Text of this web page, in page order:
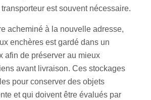
transporteur est souvent nécessaire.
acheminé à la nouvelle adresse,
enchères est gardé dans un
afin de préserver au mieux
avant livraison. Ces stockages
pour conserver des objets
et qui doivent être évalués par